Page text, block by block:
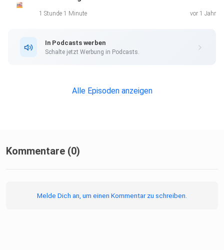
1 Stunde 1 Minute vor 1 Jahr
In Podcasts werben
Schalte jetzt Werbung in Podcasts.
Alle Episoden anzeigen
Kommentare (0)
Melde Dich an, um einen Kommentar zu schreiben.